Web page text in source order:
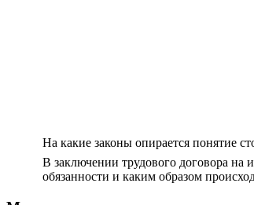
На какие законы опирается понятие
В заключении трудового договора на
обязанности и каким образом